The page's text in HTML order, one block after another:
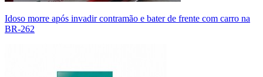
Idoso morre após invadir contramão e bater de frente com carro na
BR-262